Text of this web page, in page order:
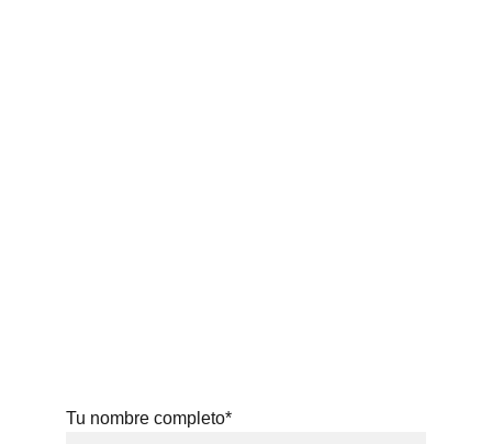
Tu nombre completo*